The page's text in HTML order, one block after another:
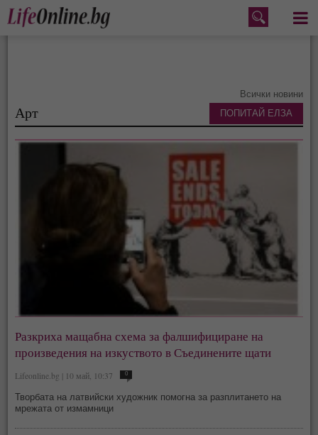
Меню
Всички новини
Арт
Разкриха мащабна схема за фалшифициране на
произведения на изкуството в Съединените щати
Lifeonline.bg | 10 май, 10:37 0
Творбата на латвийски художник помогна за разплитането на
мрежата от измамници
ПОПИТАЙ ЕЛЗА